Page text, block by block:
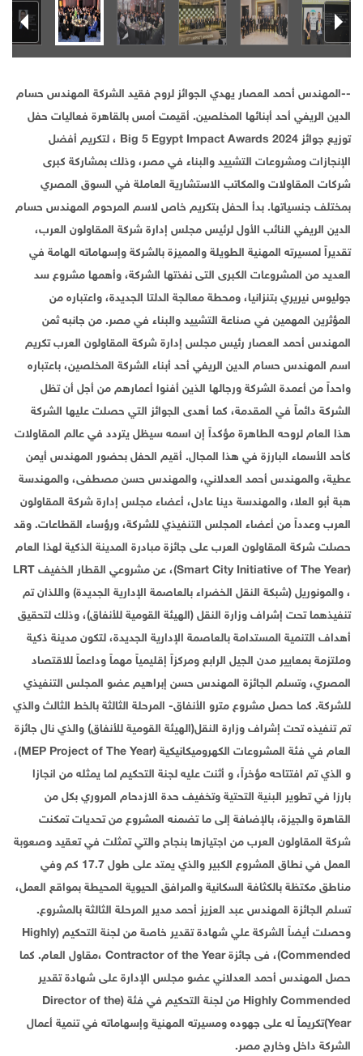
--المهندس أحمد العصار يهدي الجوائز لروح فقيد الشركة المهندس حسام
الدين الريفي أحد أبنائها المخلصين. أقيمت أمس بالقاهرة فعاليات حفل
توزيع جوائز Big 5 Egypt Impact Awards 2024 ، لتكريم أفضل
الإنجازات ومشروعات التشييد والبناء في مصر، وذلك بمشاركة كبرى
شركات المقاولات والمكاتب الاستشارية العاملة في السوق المصري
بمختلف جنسياتها. بدأ الحفل بتكريم خاص لاسم المرحوم المهندس حسام
الدين الريفي النائب الأول لرئيس مجلس إدارة شركة المقاولون العرب،
تقديراً لمسيرته المهنية الطويلة والمميزة بالشركة وإسهاماته الهامة في
العديد من المشروعات الكبرى التى نفذتها الشركة، وأهمها مشروع سد
جوليوس نيريري بتنزانيا، ومحطة معالجة الدلتا الجديدة، واعتباره من
المؤثرين المهمين في صناعة التشييد والبناء في مصر. من جانبه ثمن
المهندس أحمد العصار رئيس مجلس إدارة شركة المقاولون العرب تكريم
اسم المهندس حسام الدين الريفي أحد أبناء الشركة المخلصين، باعتباره
واحداً من أعمدة الشركة ورجالها الذين أفنوا أعمارهم من أجل أن تظل
الشركة دائماً في المقدمة، كما أهدى الجوائز التي حصلت عليها الشركة
هذا العام لروحه الطاهرة مؤكداً إن اسمه سيظل يتردد في عالم المقاولات
كأحد الأسماء البارزة في هذا المجال. أقيم الحفل بحضور المهندس أيمن
عطية، والمهندس أحمد العدلاني، والمهندس حسن مصطفى، والمهندسة
هبة أبو العلا، والمهندسة دينا عادل، أعضاء مجلس إدارة شركة المقاولون
العرب وعدداً من أعضاء المجلس التنفيذي للشركة، ورؤساء القطاعات. وقد
حصلت شركة المقاولون العرب على جائزة مبادرة المدينة الذكية لهذا العام
(Smart City Initiative of The Year)، عن مشروعي القطار الخفيف LRT
، والمونوريل (شبكة النقل الخضراء بالعاصمة الإدارية الجديدة) واللذان تم
تنفيذهما تحت إشراف وزارة النقل (الهيئة القومية للأنفاق)، وذلك لتحقيق
أهداف التنمية المستدامة بالعاصمة الإدارية الجديدة، لتكون مدينة ذكية
وملتزمة بمعايير مدن الجيل الرابع ومركزاً إقليمياً مهماً وداعماً للاقتصاد
المصري، وتسلم الجائزة المهندس حسن إبراهيم عضو المجلس التنفيذي
للشركة. كما حصل مشروع مترو الأنفاق- المرحلة الثالثة بالخط الثالث والذي
تم تنفيذه تحت إشراف وزارة النقل(الهيئة القومية للأنفاق) والذي نال جائزة
العام في فئة المشروعات الكهروميكانيكية (MEP Project of The Year)،
و الذي تم افتتاحه مؤخراً، و أثنت عليه لجنة التحكيم لما يمثله من انجازا
بارزا في تطوير البنية التحتية وتخفيف حدة الازدحام المروري بكل من
القاهرة والجيزة، بالإضافة إلى ما تضمنه المشروع من تحديات تمكنت
شركة المقاولون العرب من اجتيازها بنجاح والتي تمثلت في تعقيد وصعوبة
العمل في نطاق المشروع الكبير والذي يمتد على طول 17.7 كم وفي
مناطق مكتظة بالكثافة السكانية والمرافق الحيوية المحيطة بمواقع العمل،
تسلم الجائزة المهندس عبد العزيز أحمد مدير المرحلة الثالثة بالمشروع.
وحصلت أيضاً الشركة علي شهادة تقدير خاصة من لجنة التحكيم (Highly
Commended)، فى جائزة Contractor of the Year ،مقاول العام. كما
حصل المهندس أحمد العدلاني عضو مجلس الإدارة على شهادة تقدير
Highly Commended من لجنة التحكيم في فئة (Director of the
Year)تكريماً له على جهوده ومسيرته المهنية وإسهاماته في تنمية أعمال
الشركة داخل وخارج مصر.